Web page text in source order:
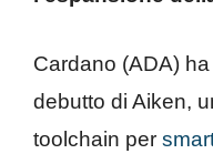
Cardano (ADA)
debutto di Aiken,
toolchain per